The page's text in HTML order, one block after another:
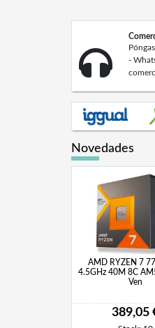
-
Novedades
AMD RYZEN 7
4.5GHz 40M 8C
Ven
389,05